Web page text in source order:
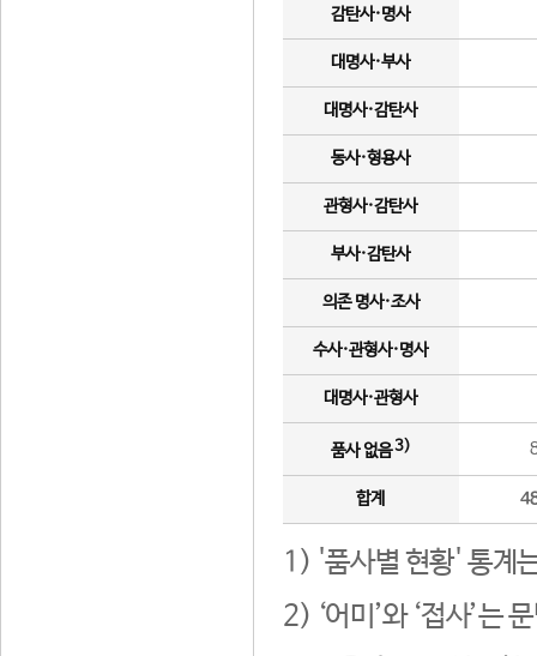
감탄사·명사
대명사·부사
대명사·감탄사
동사·형용사
관형사·감탄사
부사·감탄사
의존 명사·조사
수사·관형사·명사
대명사·관형사
품사 없음3)
합계
1) '품사별 현황' 통계
2) ‘어미’와 ‘접사’는